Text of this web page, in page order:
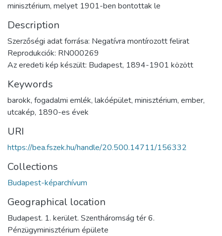
minisztérium, melyet 1901-ben bontottak le
Description
Szerzőségi adat forrása: Negatívra montírozott felirat
Reprodukciók: RN000269
Az eredeti kép készült: Budapest, 1894-1901 között
Keywords
barokk, fogadalmi emlék, lakóépület, minisztérium, ember,
utcakép, 1890-es évek
URI
https://bea.fszek.hu/handle/20.500.14711/156332
Collections
Budapest-képarchívum
Geographical location
Budapest. 1. kerület. Szentháromság tér 6.
Pénzügyminisztérium épülete